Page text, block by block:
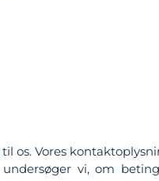
os. Vores
vi, om